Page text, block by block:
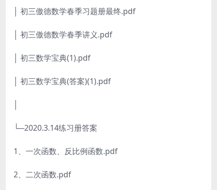
│ 初三傲德数学春季习题册最终.pdf
│ 初三傲德数学春季讲义.pdf
│ 初三数学宝典(1).pdf
│ 初三数学宝典(答案)(1).pdf
└─2020.3.14练习册答案
1、一次函数、反比例函数.pdf
2、二次函数.pdf